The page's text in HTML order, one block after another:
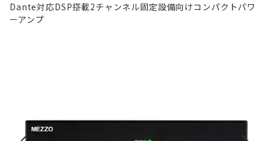
Dante対応DSP搭載2チャンネル固定設備向けコンパクトパワ
ーアンプ